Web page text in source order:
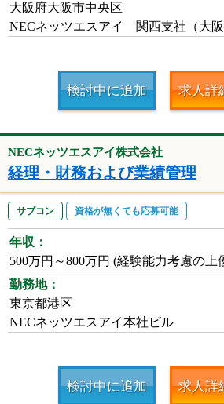
大阪府大阪市中央区
NECネッツエスアイ 関西支社（大阪
検討中に追加 求人詳
NECネッツエスアイ株式会社
経理・財務および業績管理
サブコン 資格が無くても応募可能
年収：
500万円～800万円 (経験能力考慮の上
勤務地：
東京都港区
NECネッツエスアイ本社ビル
検討中に追加 求人詳